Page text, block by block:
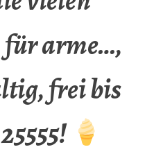
arme…,
frei bis